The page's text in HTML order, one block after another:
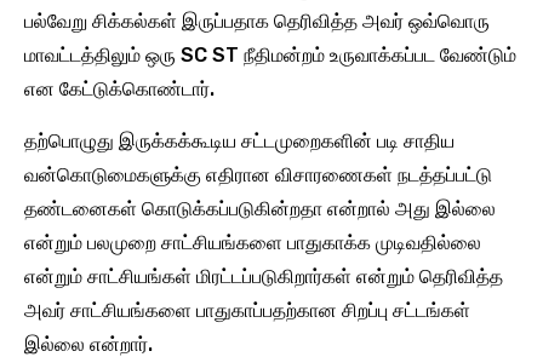
பல்வேறு சிக்கல்கள் இருப்பதாக தெரிவித்த அவர் ஒவ்வொரு
மாவட்டத்திலும் ஒரு SC ST நீதிமன்றம் உருவாக்கப்பட வேண்டும்
என கேட்டுக்கொண்டார்.
தற்பொழுது இருக்கக்கூடிய சட்டமுறைகளின் படி சாதிய
வன்கொடுமைகளுக்கு எதிரான விசாரணைகள் நடத்தப்பட்டு
தண்டனைகள் கொடுக்கப்படுகின்றதா என்றால் அது இல்லை
என்றும் பலமுறை சாட்சியங்களை பாதுகாக்க முடிவதில்லை
என்றும் சாட்சியங்கள் மிரட்டப்படுகிறார்கள் என்றும் தெரிவித்த
அவர் சாட்சியங்களை பாதுகாப்பதற்கான சிறப்பு சட்டங்கள்
இல்லை என்றார்.